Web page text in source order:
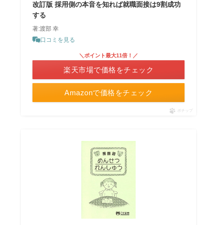
改訂版 採用側の本音を知れば就職面接は9割成功
する
著:渡部 幸
口コミを見る
Amazonで価格をチェック
＼ポイント最大11倍！／
楽天市場で価格をチェック
ポチップ